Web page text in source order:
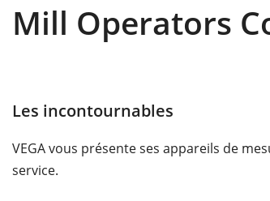
Mill Operators
Les incontournables
VEGA vous présente ses appareils de
service.